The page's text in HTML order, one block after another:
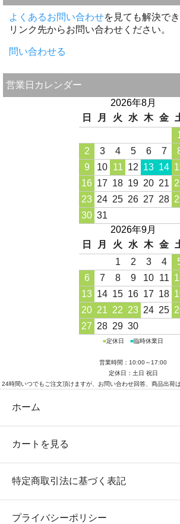
よくあるお問い合わせを見ても解決で
リンク先からお問い合わせください。
問い合わせる
営業日カレンダー
2026年8月
日
月 火 水 木 金
2
3 4 5 6 7
9
10 11 12 13 14
16 17 18 19 20 21
23 24 25 26 27 28
30 31
2026年9月
日
月 火 水 木 金
1
2 3 4
6
7 8 9 10 11
13 14 15 16 17 18
20 21 22 23 24 25
27 28 29 30
■定休日 ■臨時休業日
営業時間：10:00～17:00
定休日：土日 祝日
24時間いつでもご注文頂けますが、お問い合わせ回答、商品出荷
ホーム
カートを見る
特定商取引法に基づく表記
プライバシーポリシー